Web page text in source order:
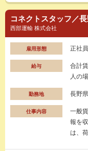
コネクトスタッフ／
西部運輸 株式会社
雇用形態 正社員
給与
合計
人の
勤務地 長野
仕事内容
一般
報を
は、